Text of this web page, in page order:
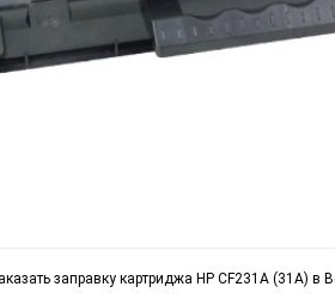
заправку картриджа HP CF231A (31A) в